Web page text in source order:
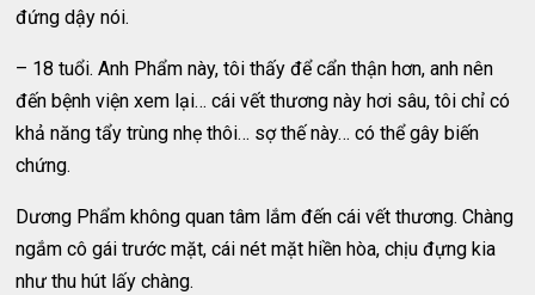
đứng dậy nói.
– 18 tuổi. Anh Phẩm này, tôi thấy để cẩn thận hơn, anh nên
đến bệnh viện xem lại… cái vết thương này hơi sâu, tôi chỉ có
khả năng tẩy trùng nhẹ thôi… sợ thế này… có thể gây biến
chứng.
Dương Phẩm không quan tâm lắm đến cái vết thương. Chàng
ngắm cô gái trước mặt, cái nét mặt hiền hòa, chịu đựng kia
như thu hút lấy chàng.